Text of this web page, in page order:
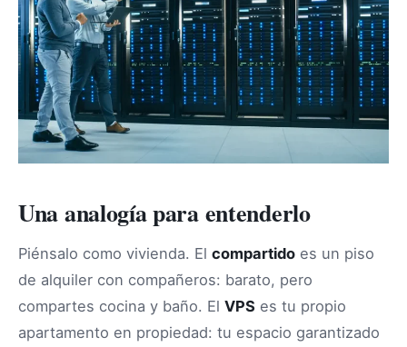
Una analogía para entenderlo
Piénsalo como vivienda. El compartido es un piso
de alquiler con compañeros: barato, pero
compartes cocina y baño. El VPS es tu propio
apartamento en propiedad: tu espacio garantizado